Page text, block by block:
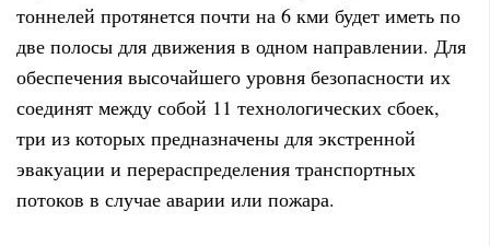
тоннелей протянется почти на 6 кми будет иметь по
две полосы для движения в одном направлении. Для
обеспечения высочайшего уровня безопасности их
соединят между собой 11 технологических сбоек,
три из которых предназначены для экстренной
эвакуации и перераспределения транспортных
потоков в случае аварии или пожара.